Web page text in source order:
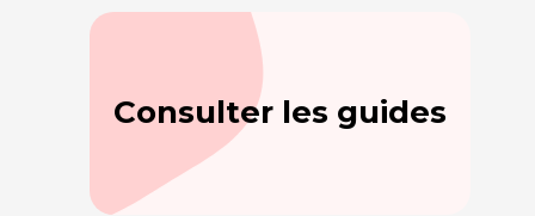
Consulter les guides